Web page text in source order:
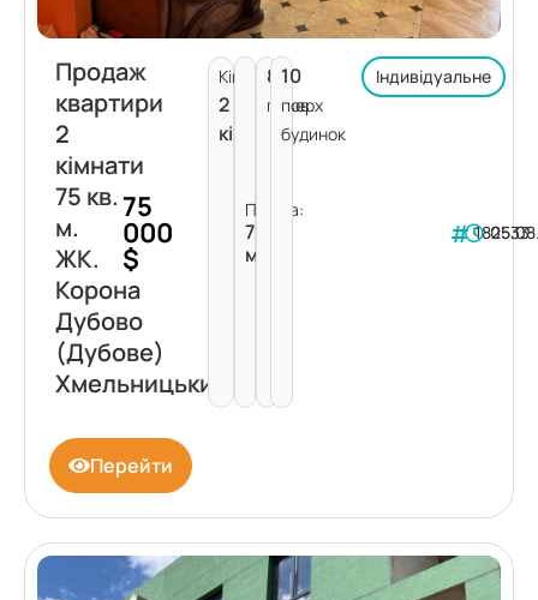
Продаж
квартири
2
кімнати
75 кв.
м.
ЖК.
Корона
Дубово
(Дубове)
Хмельницький
75
000
$
Кімнат:
2
кімнати
Площа:
75
м²
8
поверх
10
пов.
будинок
Індивідуальне
182533
Перейти